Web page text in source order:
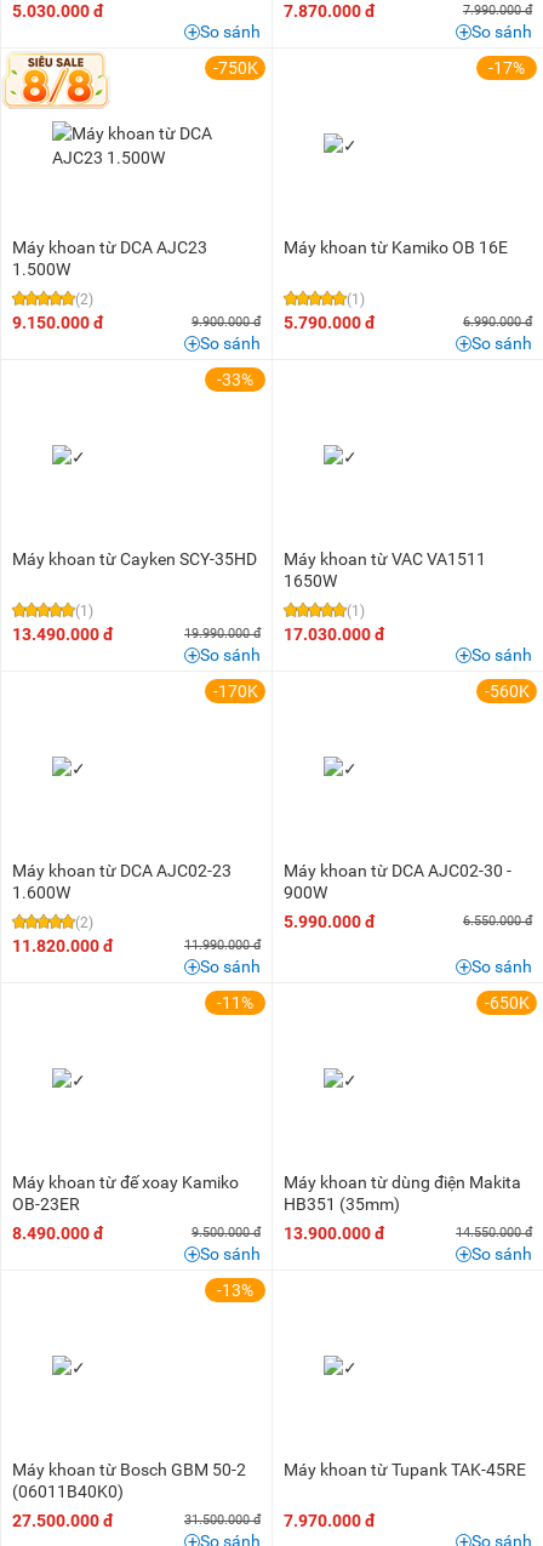
5.030.000 đ
So sánh
7.870.000 đ 7.990.000 đ
So sánh
-750K
Máy khoan từ DCA AJC23
1.500W
(2)
9.150.000 đ 9.900.000 đ
So sánh
-17%
Máy khoan từ Kamiko OB 16E
(1)
5.790.000 đ 6.990.000 đ
So sánh
-33%
Máy khoan từ Cayken SCY-35HD
(1)
13.490.000 đ 19.990.000 đ
So sánh
Máy khoan từ VAC VA1511
1650W
(1)
17.030.000 đ
So sánh
-170K
Máy khoan từ DCA AJC02-23
1.600W
(2)
11.820.000 đ 11.990.000 đ
So sánh
-560K
Máy khoan từ DCA AJC02-30 -
900W
5.990.000 đ
6.550.000 đ
So sánh
-11%
Máy khoan từ đế xoay Kamiko
OB-23ER
8.490.000 đ
9.500.000 đ
So sánh
-650K
Máy khoan từ dùng điện Makita
HB351 (35mm)
13.900.000 đ
14.550.000 đ
So sánh
-13%
Máy khoan từ Bosch GBM 50-2
(06011B40K0)
27.500.000 đ
31.500.000 đ
So sánh
Máy khoan từ Tupank TAK-45RE
7.970.000 đ
So sánh